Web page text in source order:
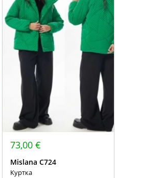
73,00 €
Mislana С724
Куртка